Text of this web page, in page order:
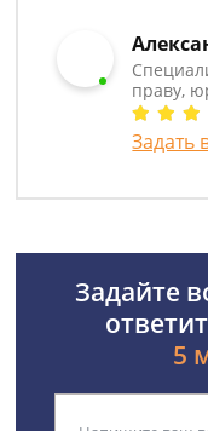
праву,
Задать
Задайте
5